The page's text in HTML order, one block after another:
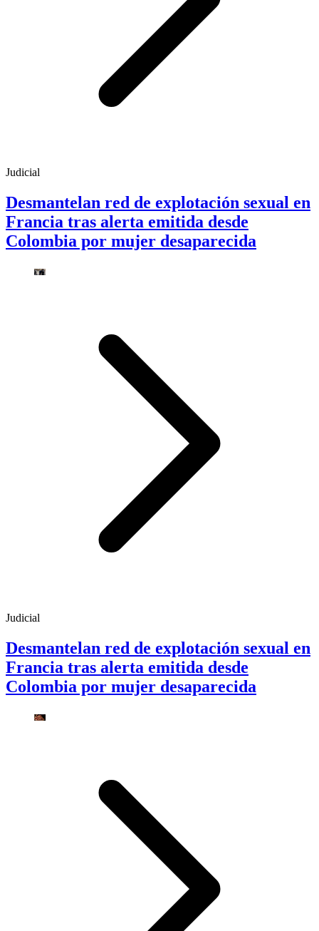
Judicial
Desmantelan red de explotación sexual en
Francia tras alerta emitida desde
Colombia por mujer desaparecida
Judicial
Desmantelan red de explotación sexual en
Francia tras alerta emitida desde
Colombia por mujer desaparecida